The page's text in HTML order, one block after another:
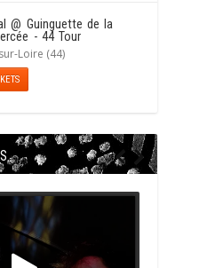
@ Guinguette de la
- 44 Tour
Loire (44)